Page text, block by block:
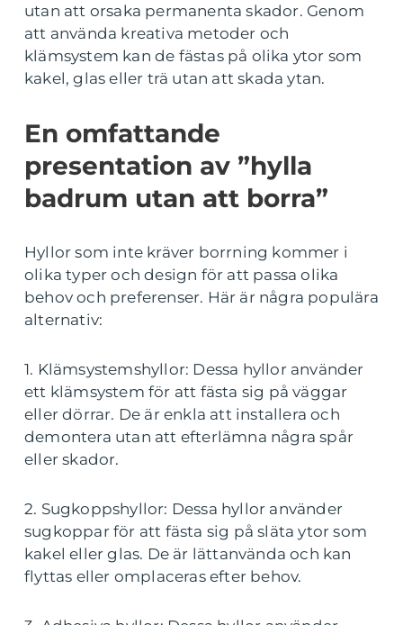
utan att orsaka permanenta skador. Genom
att använda kreativa metoder och
klämsystem kan de fästas på olika ytor som
kakel, glas eller trä utan att skada ytan.
En omfattande
presentation av ”hylla
badrum utan att borra”
Hyllor som inte kräver borrning kommer i
olika typer och design för att passa olika
behov och preferenser. Här är några populära
alternativ:
1. Klämsystemshyllor: Dessa hyllor använder
ett klämsystem för att fästa sig på väggar
eller dörrar. De är enkla att installera och
demontera utan att efterlämna några spår
eller skador.
2. Sugkoppshyllor: Dessa hyllor använder
sugkoppar för att fästa sig på släta ytor som
kakel eller glas. De är lättanvända och kan
flyttas eller omplaceras efter behov.